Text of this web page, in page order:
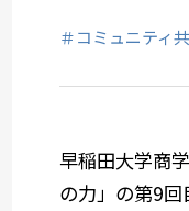
＃コミュニティ
早稲田大学商
の力」の第9回
サステナビリ
社会デザイン